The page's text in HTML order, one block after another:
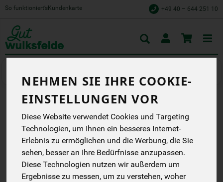
NEHMEN SIE IHRE COOKIE-
EINSTELLUNGEN VOR
Diese Website verwendet Cookies und Targeting
Technologien, um Ihnen ein besseres Internet-
Erlebnis zu ermöglichen und die Werbung, die Sie
sehen, besser an Ihre Bedürfnisse anzupassen.
Diese Technologien nutzen wir außerdem um
Ergebnisse zu messen, um zu verstehen, woher
So funktioniert’s Kundenkarte +49 40 – 644 251 10
EISEN SHOT
Reich an Eisen, Folat,
Vitamin B12 und Vitamin C
Nahrungsergänzungsmittel
Bio-Qualität
Voelkel KG
EG
Toggle
cart